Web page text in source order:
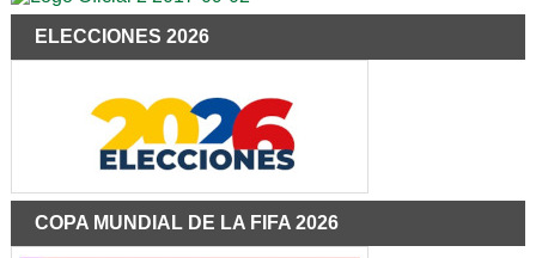
ELECCIONES 2026
COPA MUNDIAL DE LA FIFA 2026